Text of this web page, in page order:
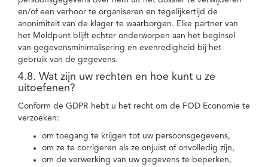
en/of een verhoor te organiseren en tegelijkertijd de
anonimiteit van de klager te waarborgen. Elke partner van
het Meldpunt blijft echter onderworpen aan het beginsel
van gegevensminimalisering en evenredigheid bij het
gebruik van de gegevens.
4.8. Wat zijn uw rechten en hoe kunt u ze
uitoefenen?
Conform de GDPR hebt u het recht om de FOD Economie te
verzoeken:
om toegang te krijgen tot uw persoonsgegevens,
om ze te corrigeren als ze onjuist of onvolledig zijn,
om de verwerking van uw gegevens te beperken,